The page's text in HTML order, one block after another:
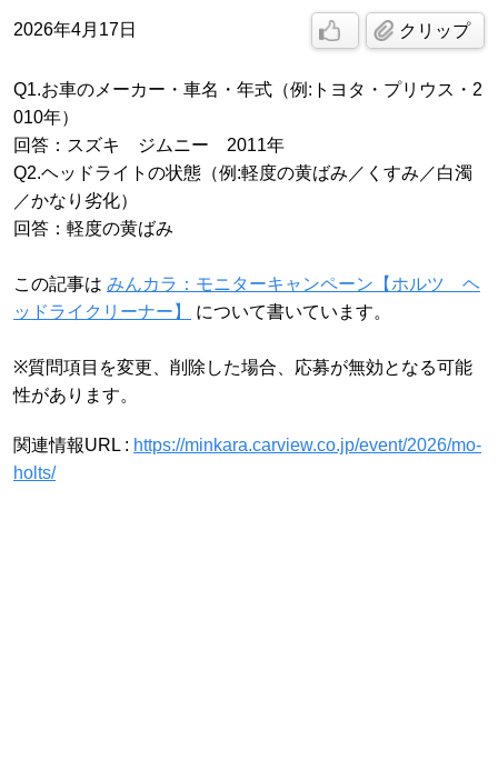
2026年4月17日 クリップ
Q1.お車のメーカー・車名・年式（例:トヨタ・プリウス・2
010年）
回答：スズキ ジムニー 2011年
Q2.ヘッドライトの状態（例:軽度の黄ばみ／くすみ／白濁
／かなり劣化）
回答：軽度の黄ばみ
この記事は みんカラ：モニターキャンペーン【ホルツ ヘ
ッドライクリーナー】
について書いています。
※質問項目を変更、削除した場合、応募が無効となる可能
性があります。
関連情報URL : https://minkara.carview.co.jp/event/2026/mo-
holts/